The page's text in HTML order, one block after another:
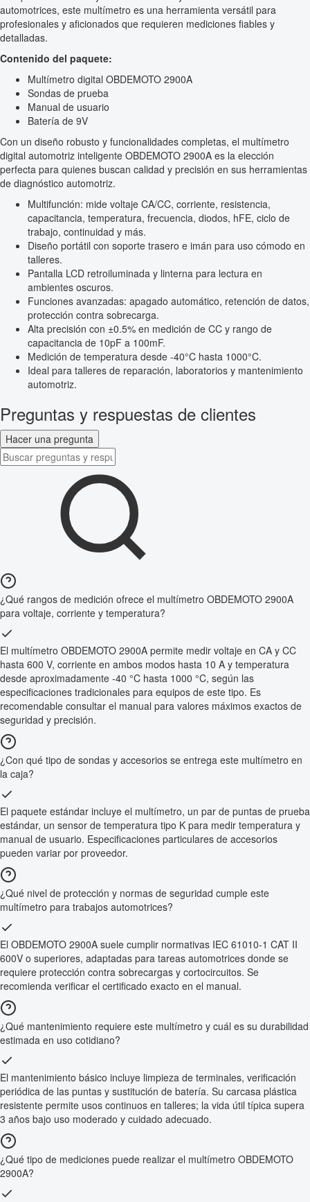
automotrices, este multímetro es una herramienta versátil para
profesionales y aficionados que requieren mediciones fiables y
detalladas.
Contenido del paquete:
Multímetro digital OBDEMOTO 2900A
Sondas de prueba
Manual de usuario
Batería de 9V
Con un diseño robusto y funcionalidades completas, el multímetro
digital automotriz inteligente OBDEMOTO 2900A es la elección
perfecta para quienes buscan calidad y precisión en sus herramientas
de diagnóstico automotriz.
Multifunción: mide voltaje CA/CC, corriente, resistencia,
capacitancia, temperatura, frecuencia, diodos, hFE, ciclo de
trabajo, continuidad y más.
Diseño portátil con soporte trasero e imán para uso cómodo en
talleres.
Pantalla LCD retroiluminada y linterna para lectura en
ambientes oscuros.
Funciones avanzadas: apagado automático, retención de datos,
protección contra sobrecarga.
Alta precisión con ±0.5% en medición de CC y rango de
capacitancia de 10pF a 100mF.
Medición de temperatura desde -40°C hasta 1000°C.
Ideal para talleres de reparación, laboratorios y mantenimiento
automotriz.
Preguntas y respuestas de clientes
Hacer una pregunta
¿Qué rangos de medición ofrece el multímetro OBDEMOTO 2900A
para voltaje, corriente y temperatura?
El multímetro OBDEMOTO 2900A permite medir voltaje en CA y CC
hasta 600 V, corriente en ambos modos hasta 10 A y temperatura
desde aproximadamente -40 °C hasta 1000 °C, según las
especificaciones tradicionales para equipos de este tipo. Es
recomendable consultar el manual para valores máximos exactos de
seguridad y precisión.
¿Con qué tipo de sondas y accesorios se entrega este multímetro en
la caja?
El paquete estándar incluye el multímetro, un par de puntas de prueba
estándar, un sensor de temperatura tipo K para medir temperatura y
manual de usuario. Especificaciones particulares de accesorios
pueden variar por proveedor.
¿Qué nivel de protección y normas de seguridad cumple este
multímetro para trabajos automotrices?
El OBDEMOTO 2900A suele cumplir normativas IEC 61010-1 CAT II
600V o superiores, adaptadas para tareas automotrices donde se
requiere protección contra sobrecargas y cortocircuitos. Se
recomienda verificar el certificado exacto en el manual.
¿Qué mantenimiento requiere este multímetro y cuál es su durabilidad
estimada en uso cotidiano?
El mantenimiento básico incluye limpieza de terminales, verificación
periódica de las puntas y sustitución de batería. Su carcasa plástica
resistente permite usos continuos en talleres; la vida útil típica supera
3 años bajo uso moderado y cuidado adecuado.
¿Qué tipo de mediciones puede realizar el multímetro OBDEMOTO
2900A?